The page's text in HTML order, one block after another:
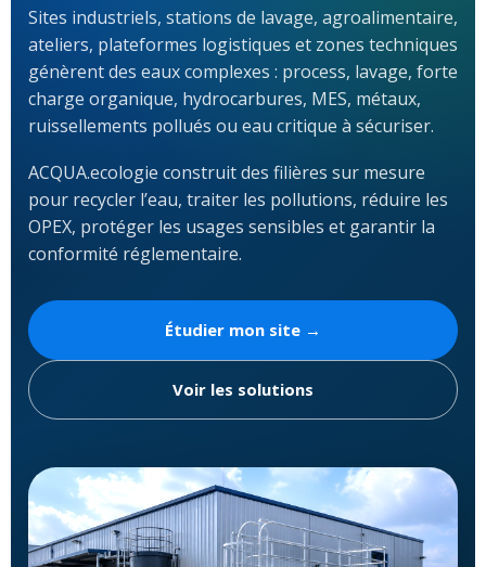
Sites industriels, stations de lavage, agroalimentaire,
ateliers, plateformes logistiques et zones techniques
génèrent des eaux complexes : process, lavage, forte
charge organique, hydrocarbures, MES, métaux,
ruissellements pollués ou eau critique à sécuriser.
ACQUA.ecologie construit des filières sur mesure
pour recycler l’eau, traiter les pollutions, réduire les
OPEX, protéger les usages sensibles et garantir la
conformité réglementaire.
Étudier mon site →
Voir les solutions